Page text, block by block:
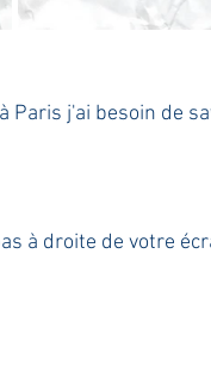
Paris j'ai besoin de
à droite de votre